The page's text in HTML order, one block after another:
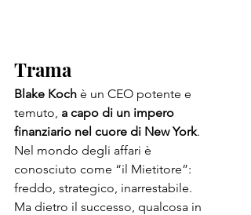
Trama
Blake Koch è un CEO potente e
temuto, a capo di un impero
finanziario nel cuore di New York.
Nel mondo degli affari è
conosciuto come “il Mietitore”:
freddo, strategico, inarrestabile.
Ma dietro il successo, qualcosa in